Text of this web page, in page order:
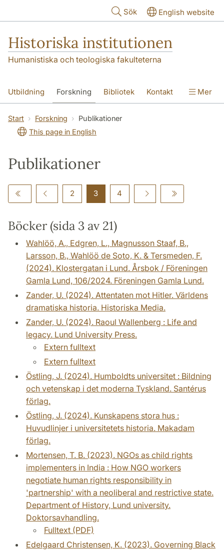
Sök English website
Historiska institutionen
Humanistiska och teologiska fakulteterna
Utbildning Forskning Bibliotek Kontakt
Om institutionen
Mer
Start Forskning
Publikationer
This page in English
Publikationer
2 3 4
Böcker (sida 3 av 21)
Wahlöö, A., Edgren, L., Magnusson Staaf, B.,
Larsson, B., Wahlöö de Soto, K. & Tersmeden, F.
(2024). Klostergatan i Lund. Årsbok / Föreningen
Gamla Lund, 106/2024. Föreningen Gamla Lund.
Zander, U. (2024). Attentaten mot Hitler. Världens
dramatiska historia. Historiska Media.
Zander, U. (2024). Raoul Wallenberg : Life and
legacy. Lund University Press.
Extern fulltext
Extern fulltext
Östling, J. (2024). Humboldts universitet : Bildning
och vetenskap i det moderna Tyskland. Santérus
förlag.
Östling, J. (2024). Kunskapens stora hus :
Huvudlinjer i universitetets historia. Makadam
förlag.
Mortensen, T. B. (2023). NGOs as child rights
implementers in India : How NGO workers
negotiate human rights responsibility in
'partnership' with a neoliberal and restrictive state.
Department of History, Lund university.
Doktorsavhandling.
Fulltext (PDF)
Edelgaard Christensen, K. (2023). Governing Black